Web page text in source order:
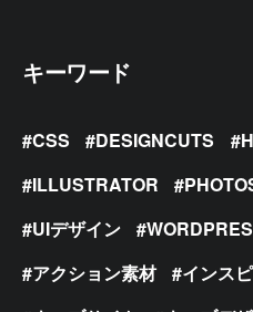
キーワード
CSS DESIGNCUTS
ILLUSTRATOR
UIデザイン
アクション素材
インス